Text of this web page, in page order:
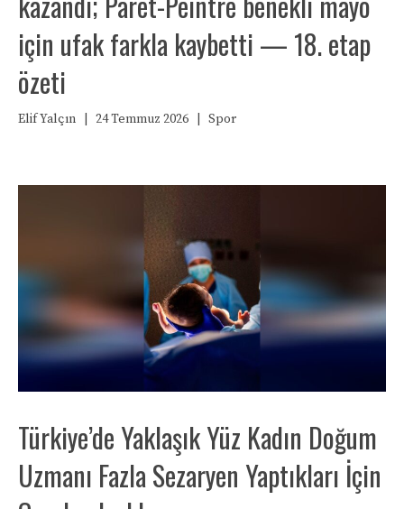
için ufak farkla kaybetti — 18. etap
özeti
Elif Yalçın 24 Temmuz 2026 Spor
Türkiye’de Yaklaşık Yüz Kadın Doğum
Uzmanı Fazla Sezaryen Yaptıkları İçin